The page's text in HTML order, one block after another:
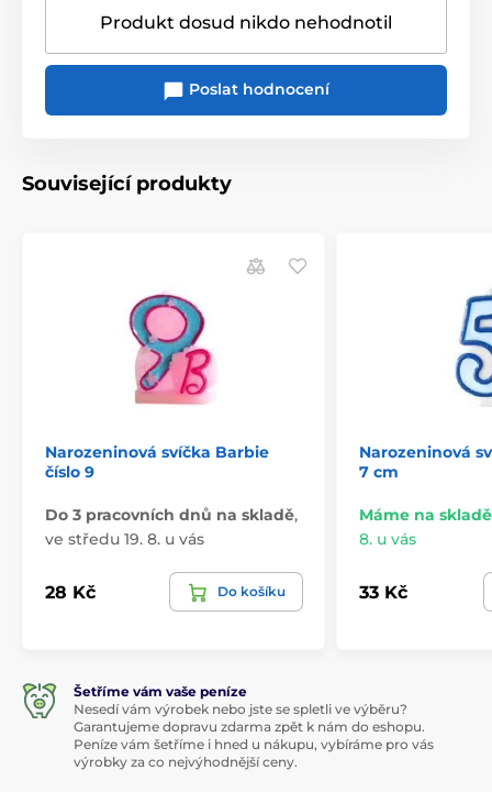
Produkt dosud nikdo nehodnotil
Poslat hodnocení
Související produkty
Narozeninová svíčka Barbie
číslo 9
Do 3 pracovních dnů na skladě,
ve středu 19. 8. u vás
28 Kč Do košíku
Narozeninová
7 cm
Máme na skladě
8. u vás
33 Kč
Šetříme vám vaše peníze
Nesedí vám výrobek nebo jste se spletli ve výběru?
Garantujeme dopravu zdarma zpět k nám do eshopu.
Peníze vám šetříme i hned u nákupu, vybíráme pro vás
výrobky za co nejvýhodnější ceny.